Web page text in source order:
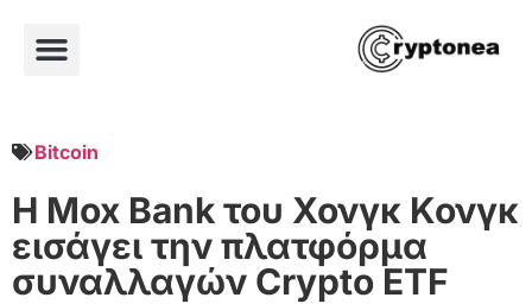
Bitcoin
Η Mox Bank του Χονγκ Κονγκ
εισάγει την πλατφόρμα
συναλλαγών Crypto ETF